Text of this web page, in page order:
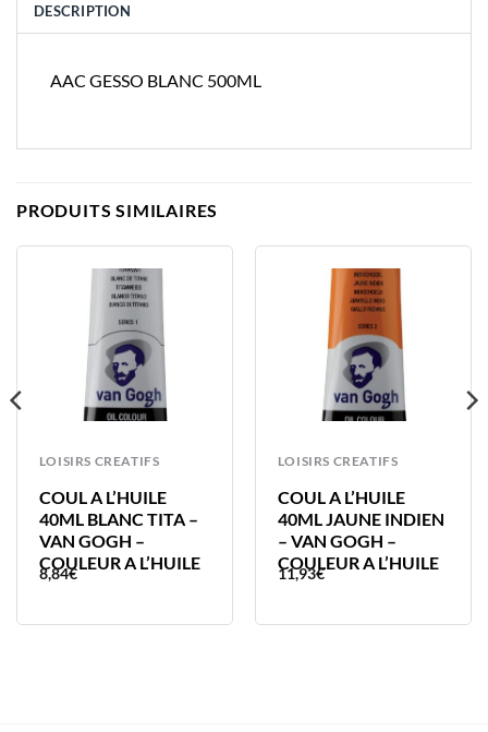
DESCRIPTION
AAC GESSO BLANC 500ML
PRODUITS SIMILAIRES
LOISIRS CREATIFS
COUL A L’HUILE
40ML BLANC TITA –
VAN GOGH –
COULEUR A L’HUILE
8,84€
LOISIRS CREATIFS
COUL A L’HUILE
40ML JAUNE INDIEN
– VAN GOGH –
COULEUR A L’HUILE
11,93€